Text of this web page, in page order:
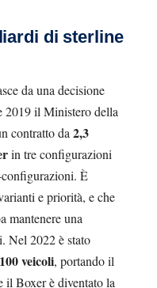
di sterline
da una decisione
2019 il Ministero della
contratto da 2,3
in tre configurazioni
È
e priorità, e che
mantenere una
Nel 2022 è stato
100 veicoli, portando il
il Boxer è diventato la